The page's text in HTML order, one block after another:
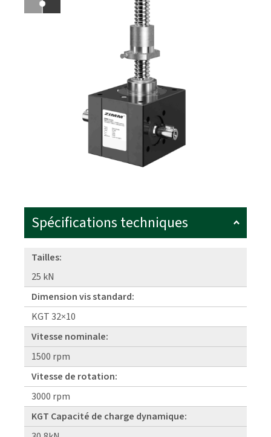
Spécifications techniques
Tailles:
25 kN
Dimension vis standard:
KGT 32×10
Vitesse nominale:
1500 rpm
Vitesse de rotation:
3000 rpm
KGT Capacité de charge dynamique: